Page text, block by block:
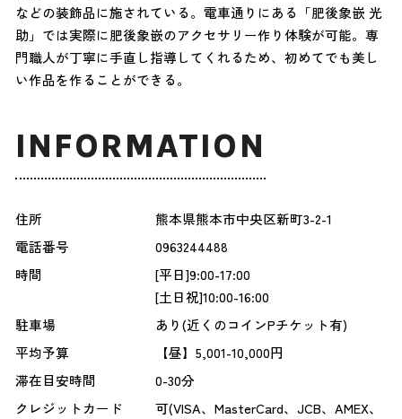
などの装飾品に施されている。電車通りにある「肥後象嵌 光
助」では実際に肥後象嵌のアクセサリー作り体験が可能。専
門職人が丁寧に手直し指導してくれるため、初めてでも美し
い作品を作ることができる。
INFORMATION
住所
熊本県熊本市中央区新町3-2-1
電話番号
0963244488
時間
[平日]9:00-17:00
[土日祝]10:00-16:00
駐車場
あり(近くのコインPチケット有)
平均予算
【昼】5,001-10,000円
滞在目安時間
0-30分
クレジットカード
可(VISA、MasterCard、JCB、AMEX、